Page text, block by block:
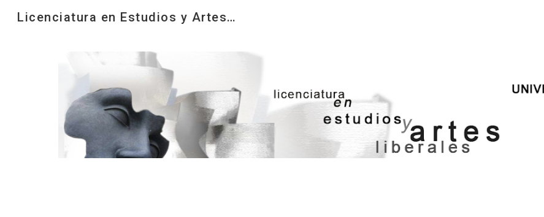
Licenciatura en Estudios y Artes Liberales